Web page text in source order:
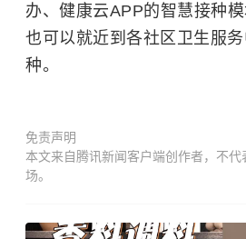
办、健康云APP的智慧接种模
也可以就近到各社区卫生服
种。
免责声明
本文来自腾讯新闻客户端创作者，不
场。